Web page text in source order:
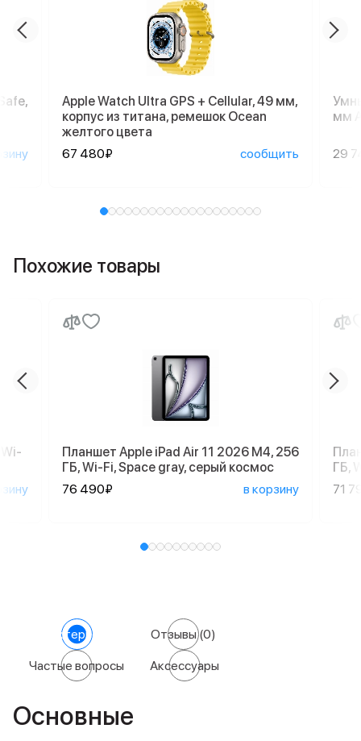
Apple Watch Ultra GPS + Cellular, 49 мм,
корпус из титана, ремешок Ocean
желтого цвета
67 480₽
сообщить
мм
29
Похожие товары
Планшет Apple iPad Air 11 2026 M4, 256
ГБ, Wi-Fi, Space gray, серый космос
76 490₽
в корзину
ГБ,
71
Характеристики Отзывы(0)
Частые вопросы Аксессуары
Основные